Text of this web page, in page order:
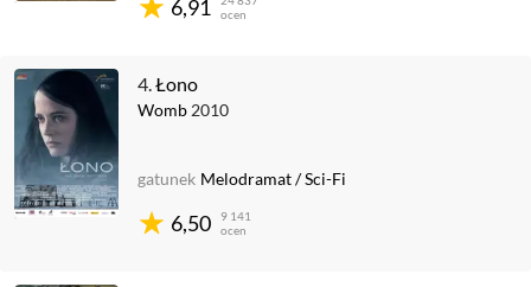
6,91
ocen
4.Łono
Womb 2010
6,50
9 141
ocen
gatunek Melodramat/Sci-Fi